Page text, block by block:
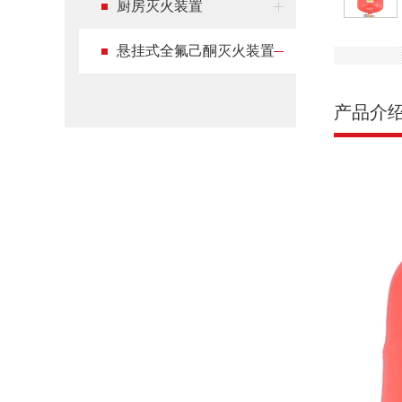
厨房灭火装置
悬挂式全氟己酮灭火装置
产品介